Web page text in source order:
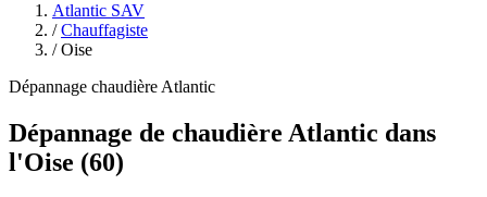
Atlantic SAV
/ Chauffagiste
/ Oise
Dépannage chaudière Atlantic
Dépannage de chaudière Atlantic dans
l'Oise (60)